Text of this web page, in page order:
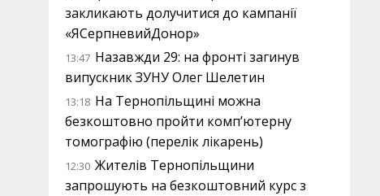
закликають долучитися до кампанії
«ЯСерпневийДонор»
13:47 Назавжди 29: на фронті загинув
випускник ЗУНУ Олег Шелетин
13:18 На Тернопільщині можна
безкоштовно пройти комп’ютерну
томографію (перелік лікарень)
12:30 Жителів Тернопільщини
запрошують на безкоштовний курс з